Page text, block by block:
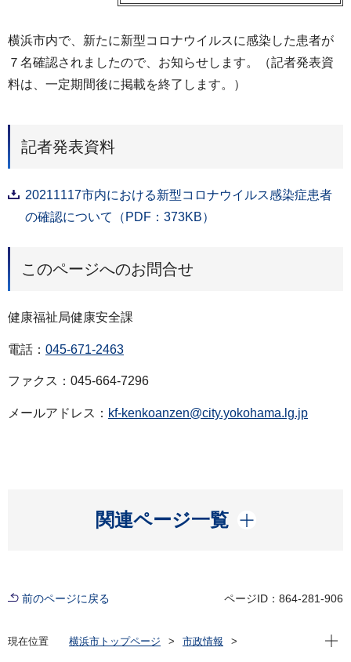
横浜市内で、新たに新型コロナウイルスに感染した患者が
７名確認されましたので、お知らせします。（記者発表資
料は、一定期間後に掲載を終了します。）
記者発表資料
20211117市内における新型コロナウイルス感染症患者
の確認について（PDF：373KB）
このページへのお問合せ
健康福祉局健康安全課
電話： 045-671-2463
ファクス：045-664-7296
メールアドレス： kf-kenkoanzen@city.yokohama.lg.jp
関連ページ一覧
開く
前のページに戻る ページID：864-281-906
現在位置 横浜市トップページ
市政情報
現在